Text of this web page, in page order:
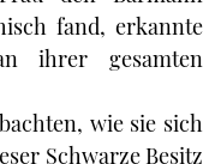
fand, erkannte
ihrer gesamten
wie sie sich
Schwarze Besitz